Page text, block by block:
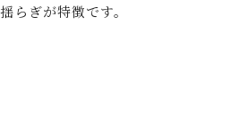
らぎが特徴です。